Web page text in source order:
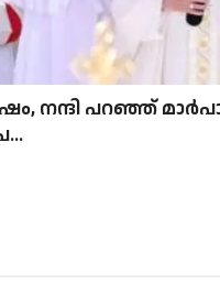
നന്ദി പറഞ്ഞ്